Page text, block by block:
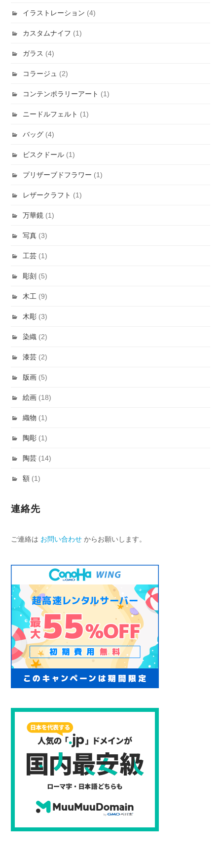
イラストレーション (4)
カスタムナイフ (1)
ガラス (4)
コラージュ (2)
コンテンポラリーアート (1)
ニードルフェルト (1)
バッグ (4)
ビスクドール (1)
プリザーブドフラワー (1)
レザークラフト (1)
万華鏡 (1)
写真 (3)
工芸 (1)
彫刻 (5)
木工 (9)
木彫 (3)
染織 (2)
漆芸 (2)
版画 (5)
絵画 (18)
織物 (1)
陶彫 (1)
陶芸 (14)
額 (1)
連絡先
ご連絡は お問い合わせ からお願いします。